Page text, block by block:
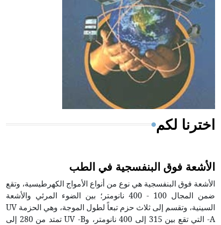
ويعود له الفضل بأنه حرر الطب من الدين والفلسفة.
- هل تعلم أن المرجان إفراز حيواني يتكون في البحر ويتركب
من مادة كربونات الكلسيوم، وهو أحمر أو شديد الحمرة وهو
أجود أنواعه، ويمتاز بكبر الحجم ويسمى الش
اخترنا لكم
الأشعة فوق البنفسجية في الطب
الأشعة فوق البنفسجية هي نوع من أنواع الأمواج الكهرطيسية، وتقع
ضمن المجال 100 - 400 نانومتر؛ بين الضوء المرئي والأشعة
السينية، وتقسم إلى ثلاث حزم تبعاً لطول الموجة، وهي الحزمة UV
-A التي تقع بين 315 إلى 400 نانومتر، وUV -B تمتد من 280 إلى